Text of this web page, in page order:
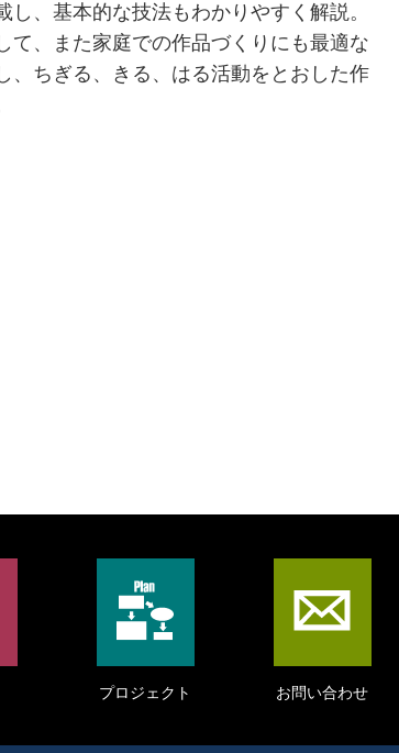
、基本的な技法もわかりやすく解説。
て、また家庭での作品づくりにも最適な
、ちぎる、きる、はる活動をとおした作
プロジェクト お問い合わせ